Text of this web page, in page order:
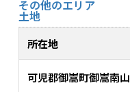
その他のエリア
土地
所在地
可児郡御嵩町御嵩南山